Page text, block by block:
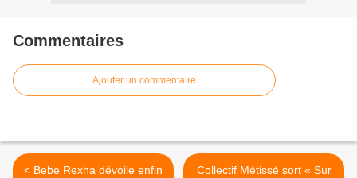
Commentaires
Ajouter un commentaire
< Bebe Rexha dévoile enfin
Collectif Métissé sort « Sur